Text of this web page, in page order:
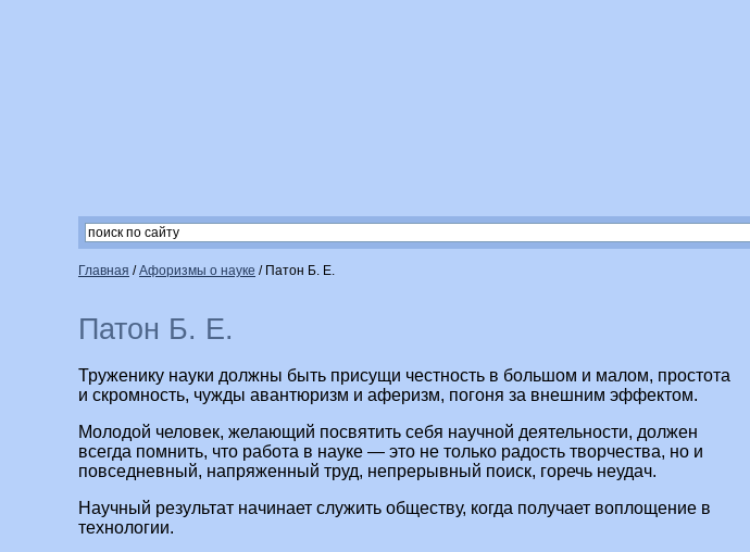
Главная /Афоризмы о науке / Патон Б. Е.
Патон Б. Е.
Труженику науки должны быть присущи честность в большом и малом, простота
и скромность, чужды авантюризм и аферизм, погоня за внешним эффектом.
Молодой человек, желающий посвятить себя научной деятельности, должен
всегда помнить, что работа в науке — это не только радость творчества, но и
повседневный, напряженный труд, непрерывный поиск, горечь неудач.
Научный результат начинает служить обществу, когда получает воплощение в
технологии.